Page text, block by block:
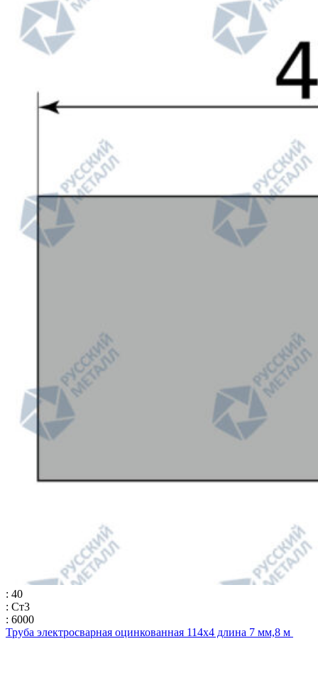
: 40
: Ст3
: 6000
Труба электросварная оцинкованная 114х4 длина 7 мм,8 м